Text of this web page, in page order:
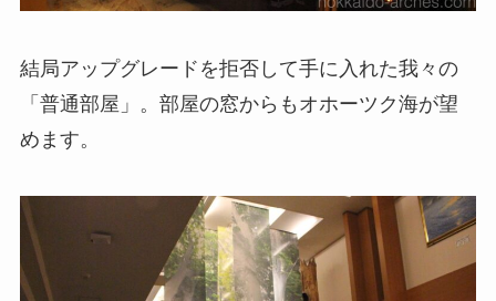
結局アップグレードを拒否して手に入れた我々の
「普通部屋」。部屋の窓からもオホーツク海が望
めます。